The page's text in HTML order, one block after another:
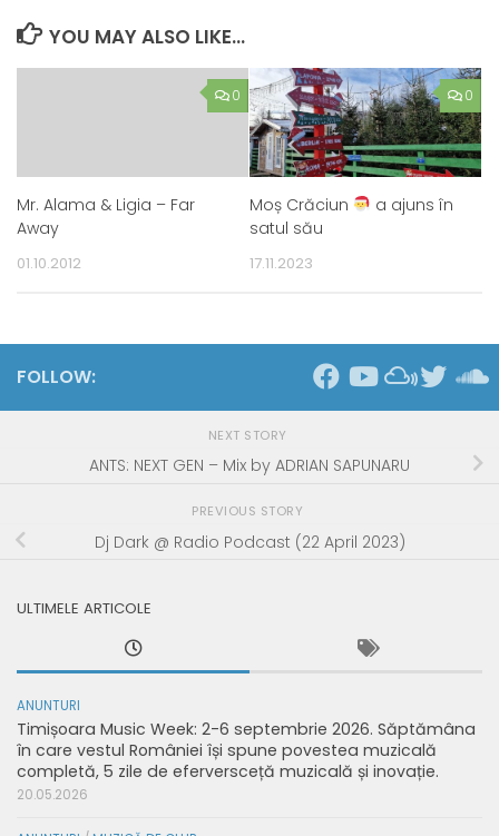
YOU MAY ALSO LIKE...
0
Mr. Alama & Ligia – Far
Away
01.10.2012
0
Moș Crăciun
a ajuns în
satul său
17.11.2023
FOLLOW:
NEXT STORY
ANTS: NEXT GEN – Mix by ADRIAN SAPUNARU
PREVIOUS STORY
Dj Dark @ Radio Podcast (22 April 2023)
ULTIMELE ARTICOLE
ANUNTURI
Timișoara Music Week: 2-6 septembrie 2026. Săptămâna
în care vestul României își spune povestea muzicală
completă, 5 zile de eferversceță muzicală și inovație.
20.05.2026